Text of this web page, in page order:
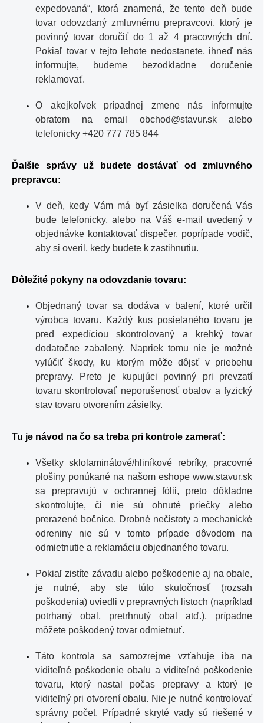
expedovaná“, ktorá znamená, že tento deň bude
tovar odovzdaný zmluvnému prepravcovi, ktorý je
povinný tovar doručiť do 1 až 4 pracovných dní.
Pokiaľ tovar v tejto lehote nedostanete, ihneď nás
informujte, budeme bezodkladne doručenie
reklamovať.
O akejkoľvek prípadnej zmene nás informujte
obratom na email obchod@stavur.skalebo
telefonicky +420 777 785 844
Ďalšie správy už budete dostávať od zmluvného
prepravcu:
V deň, kedy Vám má byť zásielka doručená Vás
bude telefonicky, alebo na Váš e-mail uvedený v
objednávke kontaktovať dispečer, poprípade vodič,
aby si overil, kedy budete k zastihnutiu.
Dôležité pokyny na odovzdanie tovaru:
Objednaný tovar sa dodáva v balení, ktoré určil
výrobca tovaru. Každý kus posielaného tovaru je
pred expedíciou skontrolovaný a krehký tovar
dodatočne zabalený. Napriek tomu nie je možné
vylúčiť škody, ku ktorým môže dôjsť v priebehu
prepravy. Preto je kupujúci povinný pri prevzatí
tovaru skontrolovať neporušenosť obalov a fyzický
stav tovaru otvorením zásielky.
Tu je návod na čo sa treba pri kontrole zamerať:
Všetky sklolaminátové/hliníkové rebríky, pracovné
plošiny ponúkané na našom eshope www.stavur.sk
sa prepravujú v ochrannej fólii, preto dôkladne
skontrolujte, či nie sú ohnuté priečky alebo
prerazené bočnice. Drobné nečistoty a mechanické
odreniny nie sú v tomto prípade dôvodom na
odmietnutie a reklamáciu objednaného tovaru.
Pokiaľ zistíte závadu alebo poškodenie aj na obale,
je nutné, aby ste túto skutočnosť (rozsah
poškodenia) uviedli v prepravných listoch (napríklad
potrhaný obal, pretrhnutý obal atď.), prípadne
môžete poškodený tovar odmietnuť.
Táto kontrola sa samozrejme vzťahuje iba na
viditeľné poškodenie obalu a viditeľné poškodenie
tovaru, ktorý nastal počas prepravy a ktorý je
viditeľný pri otvorení obalu. Nie je nutné kontrolovať
správny počet. Prípadné skryté vady sú riešené v